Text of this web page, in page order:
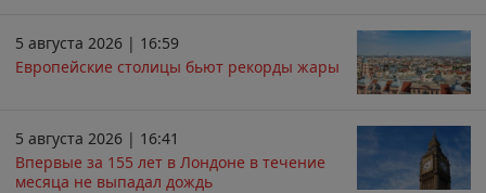
5 августа 2026 | 16:59
Европейские столицы бьют рекорды жары
5 августа 2026 | 16:41
Впервые за 155 лет в Лондоне в течение
месяца не выпадал дождь